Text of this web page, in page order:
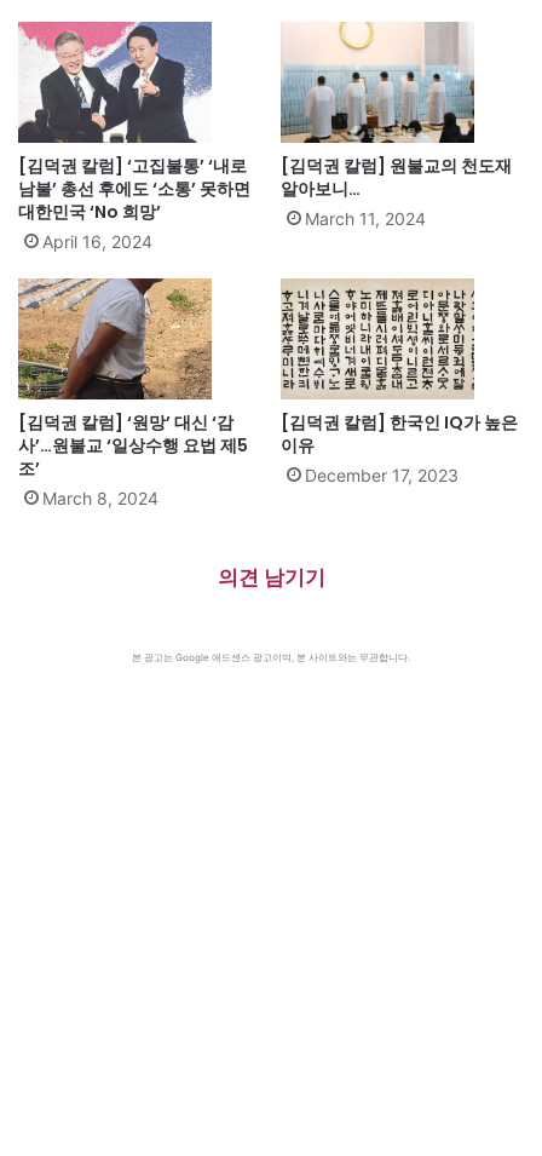
[김덕권 칼럼] ‘고집불통’ ‘내로
남불’ 총선 후에도 ‘소통’ 못하면
대한민국 ‘No 희망’
April 16, 2024
[김덕권 칼럼] 원불교의 천도재
알아보니…
March 11, 2024
[김덕권 칼럼] ‘원망’ 대신 ‘감
사’…원불교 ‘일상수행 요법 제5
조’
March 8, 2024
[김덕권 칼럼] 한국인 IQ가 높은
이유
December 17, 2023
의견 남기기
본 광고는 Google 애드센스 광고이며, 본 사이트와는 무관합니다.